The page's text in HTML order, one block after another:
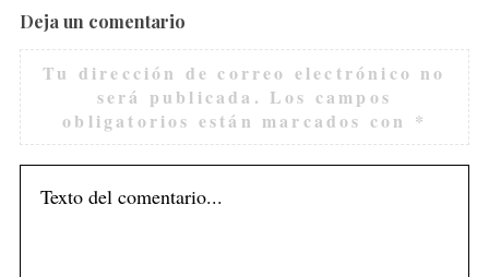
Deja un comentario
Tu dirección de correo electrónico no
será publicada. Los campos
obligatorios están marcados con *